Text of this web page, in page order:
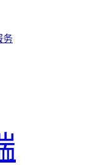
务